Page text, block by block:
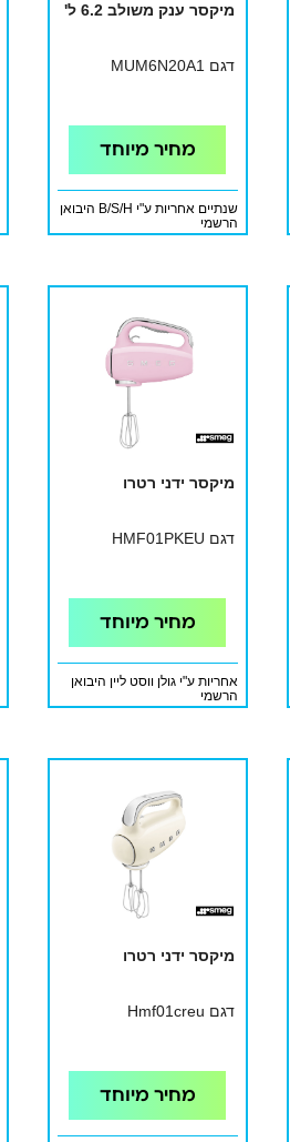
מיקסר ענק משולב 6.2 ל'
דגם MUM6N20A1
מחיר מיוחד
שנתיים אחריות ע"י B/S/H היבואן
הרשמי
מיקסר ידני רטרו
דגם HMF01PKEU
מחיר מיוחד
אחריות ע"י גולן ווסט ליין היבואן
הרשמי
מיקסר ידני רטרו
דגם Hmf01creu
מחיר מיוחד